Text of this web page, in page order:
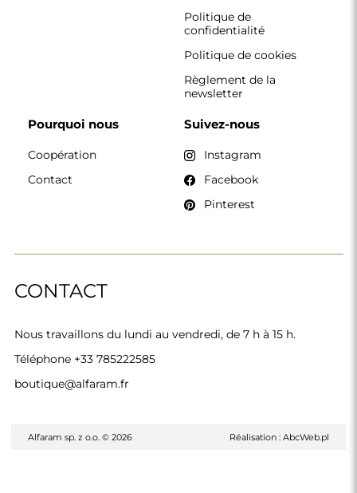
CONTACT
Nous travaillons du lundi au vendredi, de 7 h à 15 h.
Téléphone +33 785222585
boutique@alfaram.fr
Politique de
confidentialité
Politique de cookies
Règlement de la
newsletter
Pourquoi nous
Coopération
Contact
Suivez-nous
Instagram
Facebook
Pinterest
Alfaram sp. z o.o. © 2026 Réalisation : AbcWeb.pl